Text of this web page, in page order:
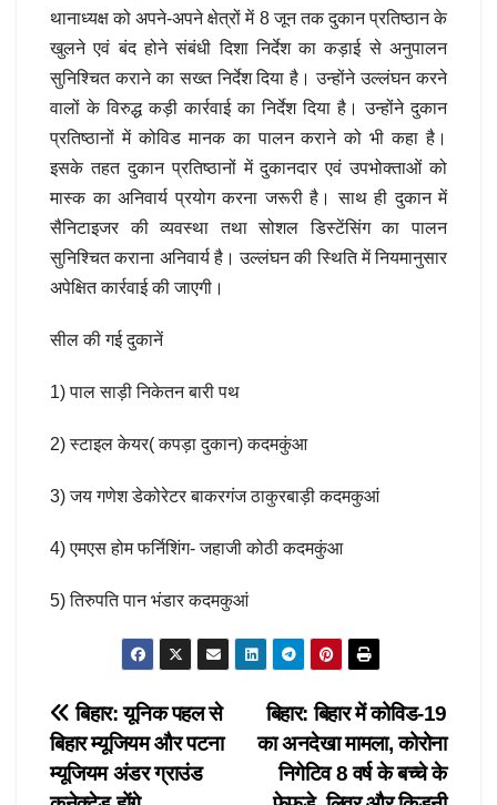
थानाध्यक्ष को अपने-अपने क्षेत्रों में 8 जून तक दुकान प्रतिष्ठान के
खुलने एवं बंद होने संबंधी दिशा निर्देश का कड़ाई से अनुपालन
सुनिश्चित कराने का सख्त निर्देश दिया है। उन्होंने उल्लंघन करने
वालों के विरुद्ध कड़ी कार्रवाई का निर्देश दिया है। उन्होंने दुकान
प्रतिष्ठानों में कोविड मानक का पालन कराने को भी कहा है।
इसके तहत दुकान प्रतिष्ठानों में दुकानदार एवं उपभोक्ताओं को
मास्क का अनिवार्य प्रयोग करना जरूरी है। साथ ही दुकान में
सैनिटाइजर की व्यवस्था तथा सोशल डिस्टेंसिंग का पालन
सुनिश्चित कराना अनिवार्य है। उल्लंघन की स्थिति में नियमानुसार
अपेक्षित कार्रवाई की जाएगी।
सील की गई दुकानें
1) पाल साड़ी निकेतन बारी पथ
2) स्टाइल केयर( कपड़ा दुकान) कदमकुंआ
3) जय गणेश डेकोरेटर बाकरगंज ठाकुरबाड़ी कदमकुआं
4) एमएस होम फर्निशिंग- जहाजी कोठी कदमकुंआ
5) तिरुपति पान भंडार कदमकुआं
Post
navigation
बिहार: बिहार में कोविड-19
का अनदेखा मामला, कोरोना
निगेटिव 8 वर्ष के बच्चे के
बिहार: यूनिक पहल से
बिहार म्यूजियम और पटना
म्यूजियम अंडर ग्राउंड